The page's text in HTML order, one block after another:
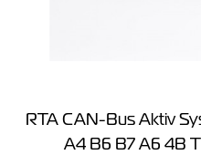
RTA CAN-Bus Aktiv
A4 B6 B7 A6 4B